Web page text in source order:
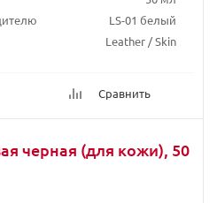
LS-01 белый
Leather / Skin
Сравнить
черная (для кожи), 50